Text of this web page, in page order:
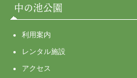
中の池公園
利用案内
レンタル施設
アクセス